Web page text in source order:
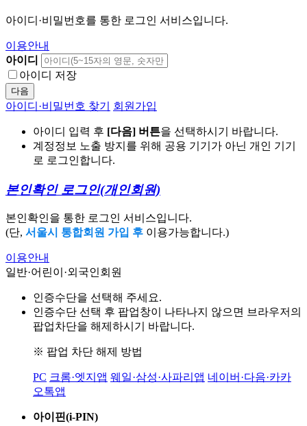
아이디·비밀번호를 통한 로그인 서비스입니다.
이용안내
아이디
아이디 저장
다음
아이디·비밀번호 찾기 회원가입
아이디 입력 후 [다음] 버튼을 선택하시기 바랍니다.
계정정보 노출 방지를 위해 공용 기기가 아닌 개인 기기
로 로그인합니다.
본인확인 로그인(개인회원)
본인확인을 통한 로그인 서비스입니다.
(단, 서울시 통합회원 가입 후 이용가능합니다.)
이용안내
일반·어린이·외국인회원
인증수단을 선택해 주세요.
인증수단 선택 후 팝업창이 나타나지 않으면 브라우저의
팝업차단을 해제하시기 바랍니다.
※ 팝업 차단 해제 방법
PC 크롬·엣지앱 웨일·삼성·사파리앱 네이버·다음·카카
오톡앱
아이핀(i-PIN)